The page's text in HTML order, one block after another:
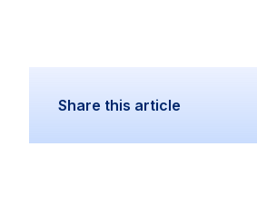
Share this article